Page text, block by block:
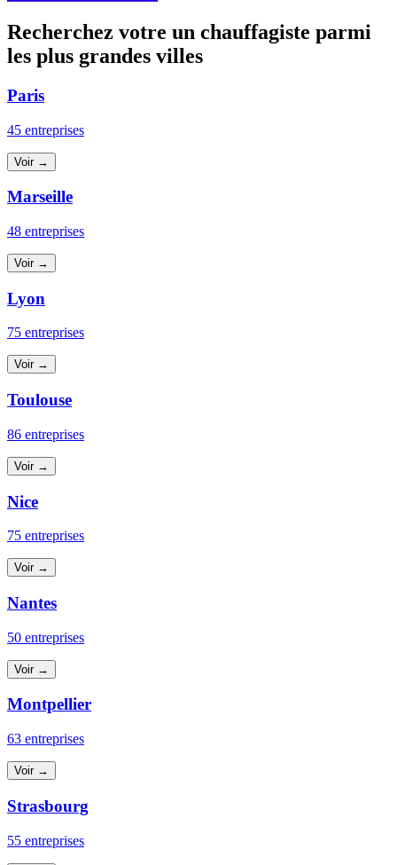
Recherchez votre un chauffagiste parmi
les plus grandes villes
Paris
45 entreprises
Voir →
Marseille
48 entreprises
Voir →
Lyon
75 entreprises
Voir →
Toulouse
86 entreprises
Voir →
Nice
75 entreprises
Voir →
Nantes
50 entreprises
Voir →
Montpellier
63 entreprises
Voir →
Strasbourg
55 entreprises